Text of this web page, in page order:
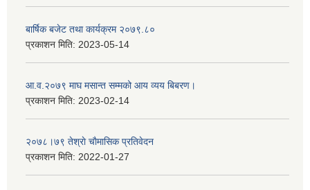
बार्षिक बजेट तथा कार्यक्रम २०७९.८०
प्रकाशन मिति: 2023-05-14
आ.व.२०७९ माघ मसान्त सम्मको आय व्यय बिबरण।
प्रकाशन मिति: 2023-02-14
२०७८।७९ तेश्राे चाैमासिक प्रतिवेदन
प्रकाशन मिति: 2022-01-27